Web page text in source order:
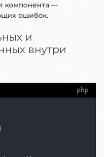
компонента —
ошибок.
и
внутри
php